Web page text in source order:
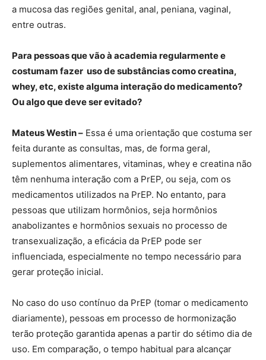
a mucosa das regiões genital, anal, peniana, vaginal,
entre outras.
Para pessoas que vão à academia regularmente e
costumam fazer uso de substâncias como creatina,
whey, etc, existe alguma interação do medicamento?
Ou algo que deve ser evitado?
Mateus Westin – Essa é uma orientação que costuma ser
feita durante as consultas, mas, de forma geral,
suplementos alimentares, vitaminas, whey e creatina não
têm nenhuma interação com a PrEP, ou seja, com os
medicamentos utilizados na PrEP. No entanto, para
pessoas que utilizam hormônios, seja hormônios
anabolizantes e hormônios sexuais no processo de
transexualização, a eficácia da PrEP pode ser
influenciada, especialmente no tempo necessário para
gerar proteção inicial.
No caso do uso contínuo da PrEP (tomar o medicamento
diariamente), pessoas em processo de hormonização
terão proteção garantida apenas a partir do sétimo dia de
uso. Em comparação, o tempo habitual para alcançar